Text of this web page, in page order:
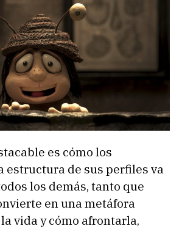
es cómo los
estructura de sus perfiles va
los demás, tanto que
en una metáfora
vida y cómo afrontarla,